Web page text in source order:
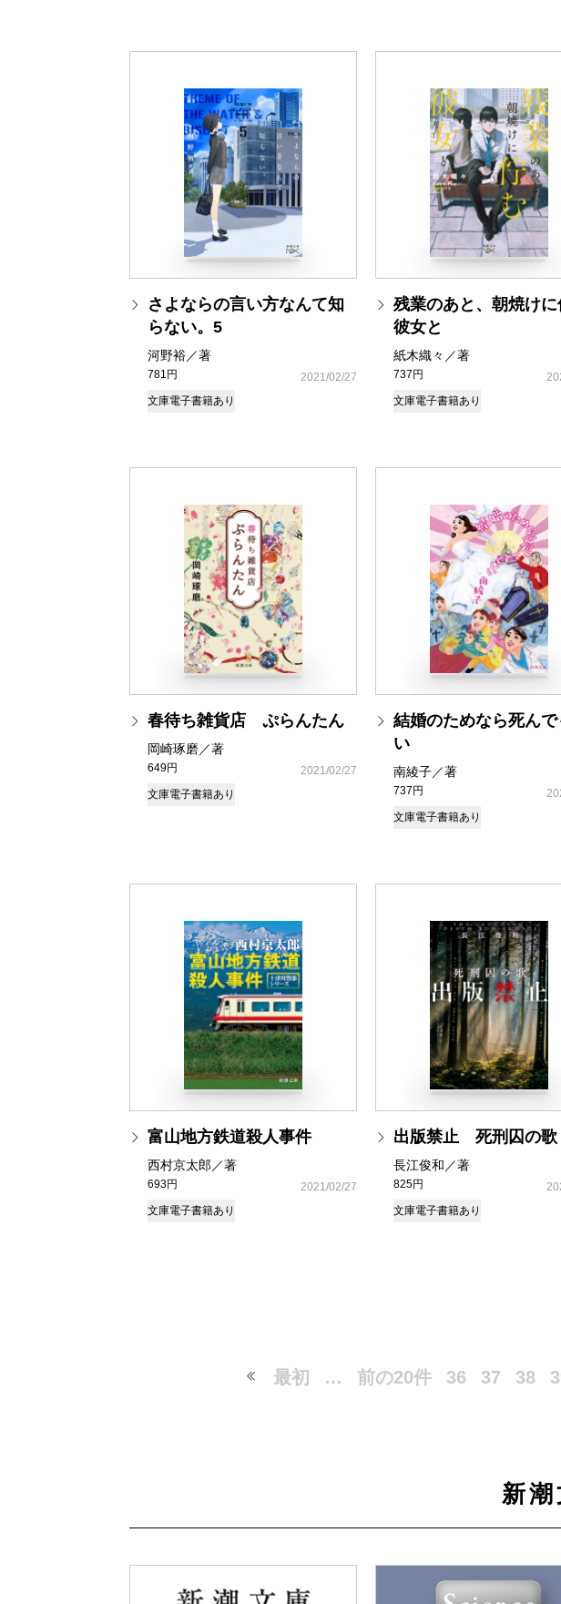
さよならの言い方なんて知
らない。5
河野裕／著
781円
2021/02/27
文庫電子書籍あり
残業のあと、朝焼けに
彼女と
紙木織々／著
737円
文庫電子書籍あり
春待ち雑貨店 ぷらんたん
岡崎琢磨／著
649円
2021/02/27
文庫電子書籍あり
結婚のためなら死んで
い
南綾子／著
737円
文庫電子書籍あり
富山地方鉄道殺人事件
西村京太郎／著
693円
2021/02/27
文庫電子書籍あり
出版禁止 死刑囚の歌
長江俊和／著
825円
文庫電子書籍あり
最初 … 前の20件 36 37 38
新